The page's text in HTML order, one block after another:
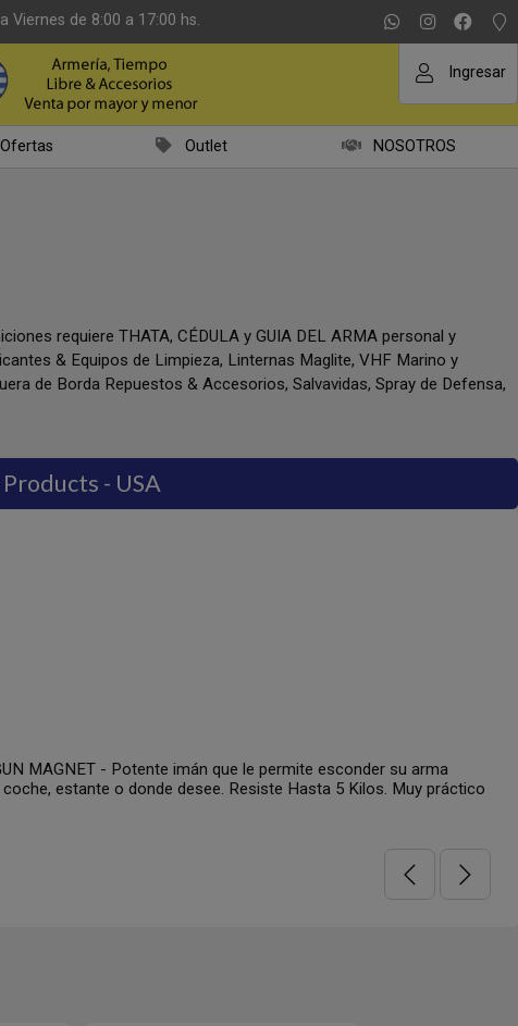
Viernes de 8:00 a 17:00 hs.
Ingresar
Ofertas Outlet NOSOTROS
requiere THATA, CÉDULA y GUIA DEL ARMA personal y
& Equipos de Limpieza, Linternas Maglite, VHF Marino y
de Borda Repuestos & Accesorios, Salvavidas, Spray de Defensa,
- USA
MAGNET - Potente imán que le permite esconder su arma
estante o donde desee. Resiste Hasta 5 Kilos. Muy práctico